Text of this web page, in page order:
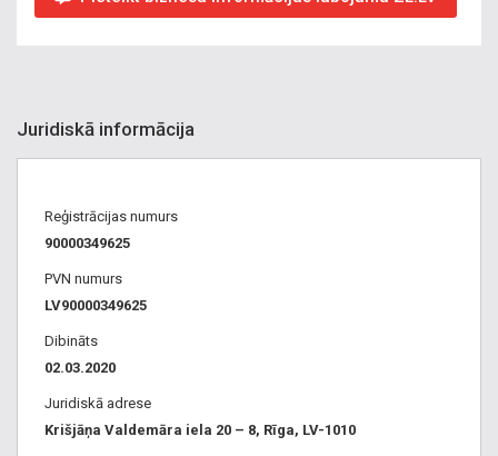
Juridiskā informācija
Reģistrācijas numurs
90000349625
PVN numurs
LV90000349625
Dibināts
02.03.2020
Juridiskā adrese
Krišjāņa Valdemāra iela 20 – 8, Rīga, LV-1010